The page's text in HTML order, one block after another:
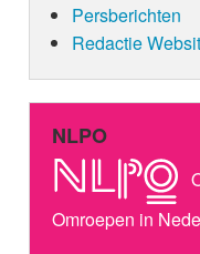
Persberichten
Redactie
NLPO
Omroepen in